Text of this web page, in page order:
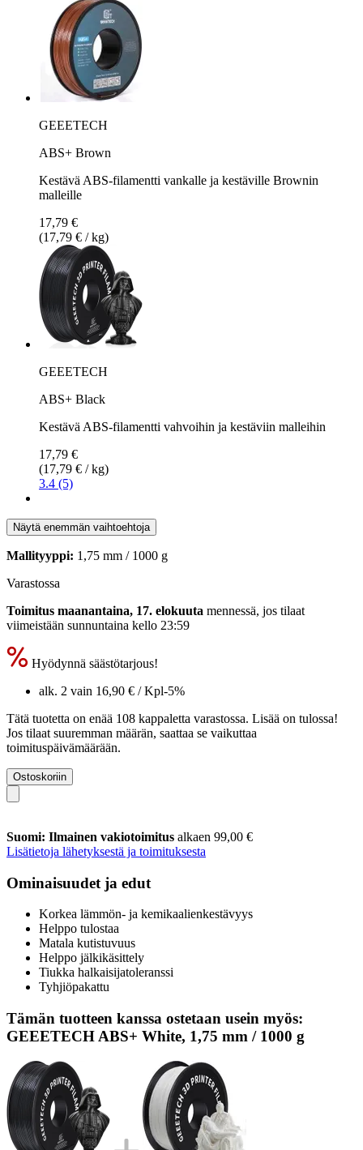
GEEETECH
ABS+ Brown
Kestävä ABS-filamentti vankalle ja kestäville Brownin
malleille
17,79 €
(17,79 € / kg)
GEEETECH
ABS+ Black
Kestävä ABS-filamentti vahvoihin ja kestäviin malleihin
17,79 €
(17,79 € / kg)
3.4 (5)
Näytä enemmän vaihtoehtoja
Mallityyppi: 1,75 mm / 1000 g
Varastossa
Toimitus maanantaina, 17. elokuuta mennessä, jos tilaat
viimeistään sunnuntaina kello 23:59
Hyödynnä säästötarjous!
alk. 2 vain 16,90 € / Kpl-5%
Tätä tuotetta on enää 108 kappaletta varastossa. Lisää on tulossa!
Jos tilaat suuremman määrän, saattaa se vaikuttaa
toimituspäivämäärään.
Ostoskoriin
Suomi: Ilmainen vakiotoimitus alkaen 99,00 €
Lisätietoja lähetyksestä ja toimituksesta
Ominaisuudet ja edut
Korkea lämmön- ja kemikaalienkestävyys
Helppo tulostaa
Matala kutistuvuus
Helppo jälkikäsittely
Tiukka halkaisijatoleranssi
Tyhjiöpakattu
Tämän tuotteen kanssa ostetaan usein myös:
GEEETECH ABS+ White, 1,75 mm / 1000 g